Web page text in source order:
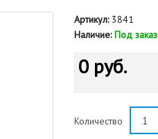
Артикул:3841
Наличие: Под заказ
0 руб.
Количество